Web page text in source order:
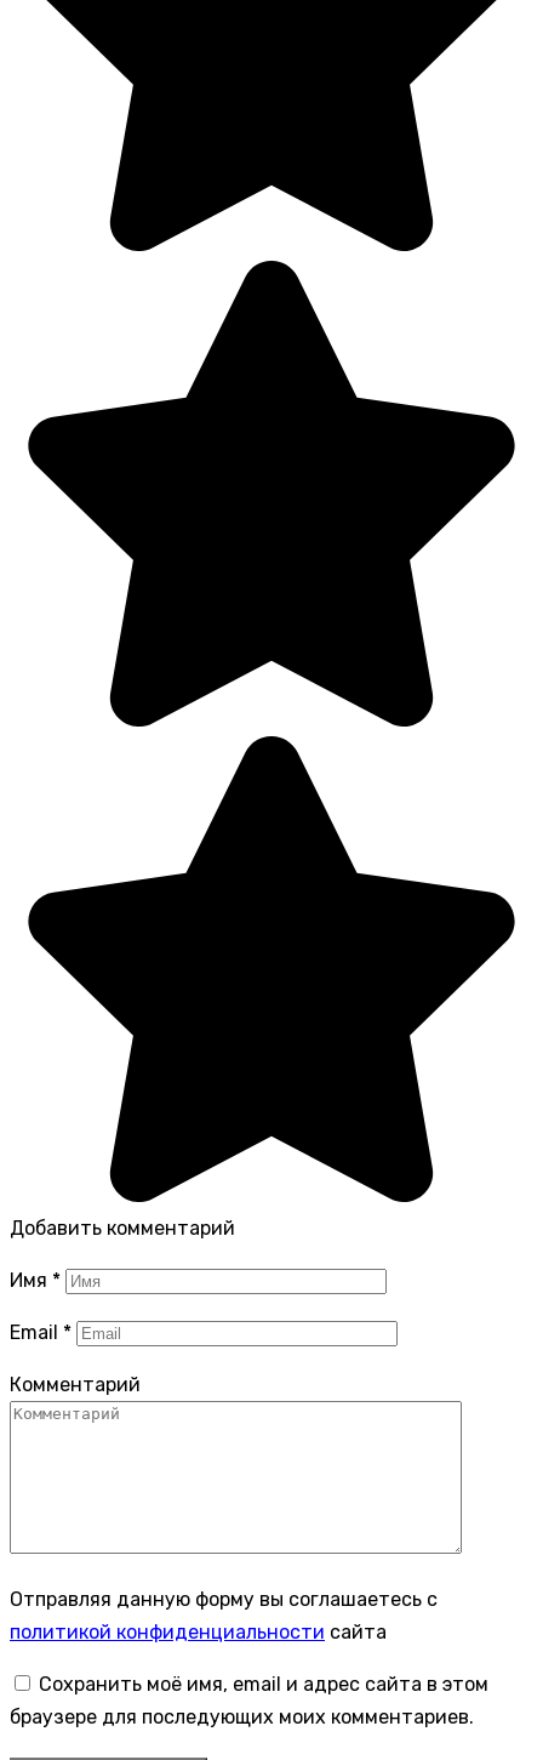
Добавить комментарий
Имя *
Email *
Комментарий
Отправляя данную форму вы соглашаетесь с
политикой конфиденциальности сайта
Сохранить моё имя, email и адрес сайта в этом
браузере для последующих моих комментариев.